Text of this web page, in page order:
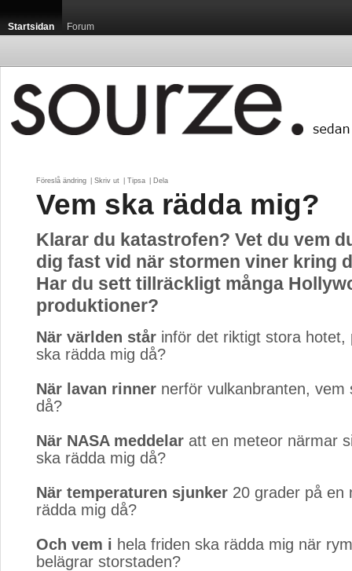
Startsidan Forum
Föreslå ändring Skriv ut Tipsa Dela
Vem ska rädda mig?
Klarar du katastrofen? Vet du vem
dig fast vid när stormen viner kring
Har du sett tillräckligt många
produktioner?
När världen står inför det riktigt stora hotet,
ska rädda mig då?
När lavan rinner nerför vulkanbranten, vem
då?
När NASA meddelar att en meteor närmar
ska rädda mig då?
När temperaturen sjunker 20 grader på en
rädda mig då?
Och vem i hela friden ska rädda mig när
belägrar storstaden?